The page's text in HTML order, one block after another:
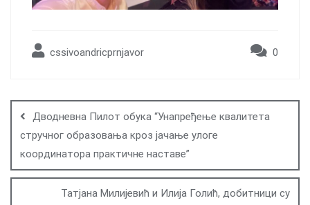
cssivoandricprnjavor 0
navigation
Дводневна Пилот обука “Унапређење квалитета
стручног образовања кроз јачање улоге
координатора практичне наставе”
Татјана Милијевић и Илија Голић, добитници су